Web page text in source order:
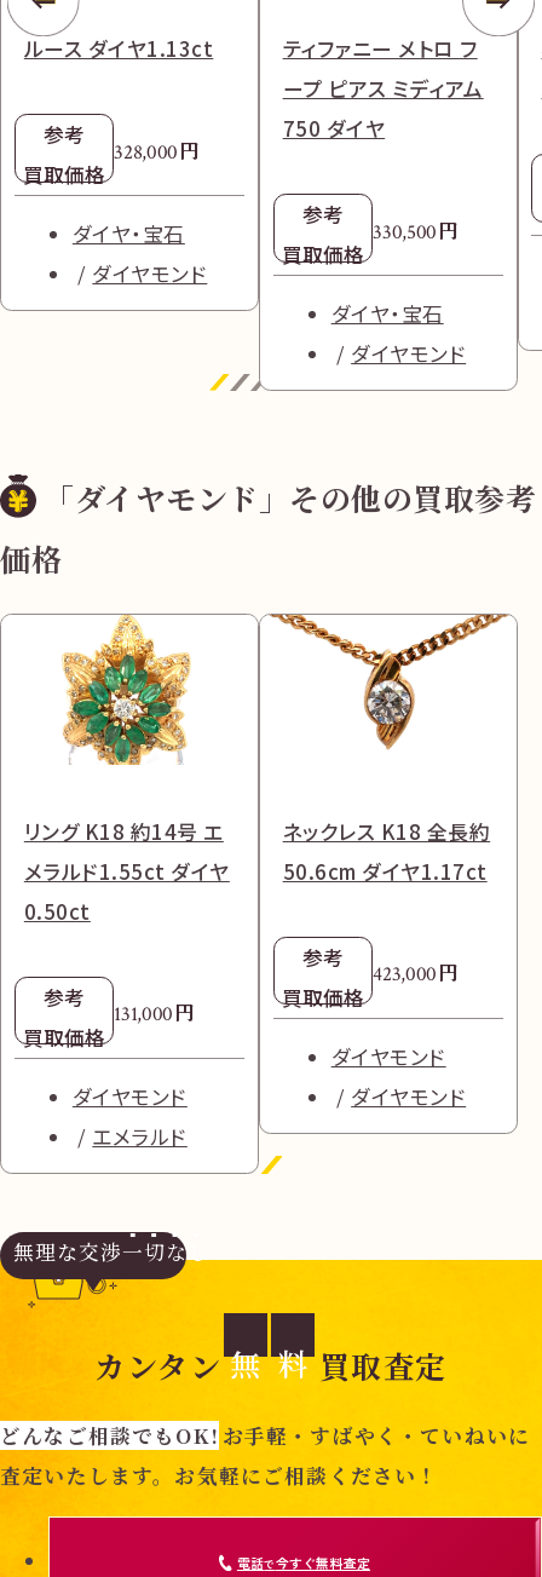
ルース ダイヤ1.13ct
参考
買取価格
328,000円
ダイヤ・宝石
ダイヤモンド
ティファニー メトロ フ
ープ ピアス ミディアム
750 ダイヤ
参考
買取価格
330,500円
ダイヤ・宝石
ダイヤモンド
「ダイヤモンド」その他の買取参考
価格
リング K18 約14号 エ
メラルド1.55ct ダイヤ
0.50ct
参考
買取価格
131,000円
ダイヤモンド
エメラルド
ネックレス K18 全長約
50.6cm ダイヤ1.17ct
参考
買取価格
423,000円
ダイヤモンド
ダイヤモンド
無理な交渉一切なし
カンタン 無 料 買取査定
どんなご相談でもOK! お手軽・すばやく・ていねいに
査定いたします。お気軽にご相談ください！
電話で今すぐ無料査定